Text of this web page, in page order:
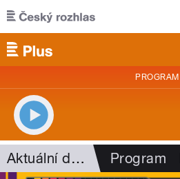
Přejít k hlavnímu obsahu
PROGRAM
Aktuální dění Program